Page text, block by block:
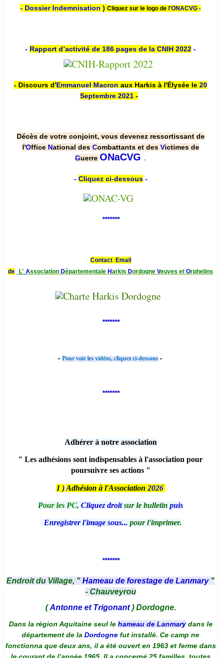
- Dossier Indemnisation ) Cliquez sur le logo de l'ONACVG -
- Rapport d’activité de 186 pages de la CNIH 2022 -
- Discours d'Emmanuel Macron aux Harkis à l'Élysée le 20
Septembre 2021 -
Décès de votre conjoint, vous devenez ressortissant de
l'Office National des Combattants et des Victimes de
Guerre ONaCVG .
- Cliquez ci-dessous-
*******
Contact Email
de
L' Association Départementale Harkis Dordogne Veuves et Orphelins
*******
- Pour voir les vidéos, cliquez ci-dessous -
*******
Adhérer à notre association
" Les adhésions sont indispensables à l'association pour
poursuivre ses actions "
1 ) Adhésion à l'Association 2026
Pour les PC, Cliquez droitsur le bulletin puis
Enregistrer l'image sous... pour l'imprimer.
*******
Endroit du Village, " Hameau de forestage de Lanmary "
- Chauveyrou
(Antonne et Trigonant) Dordogne.
Dans la région Aquitaine seul le hameau de Lanmarydans le
département de la Dordogne fut installé. Ce camp ne
fonctionna que deux ans, il a été ouvert en 1963 et ferme dans